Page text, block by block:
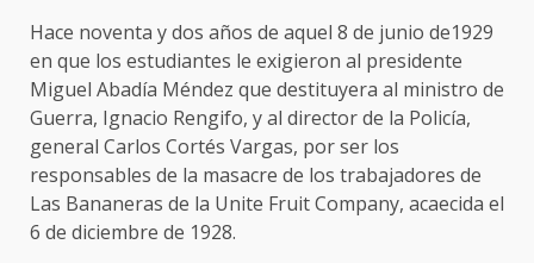
Hace noventa y dos años de aquel 8 de junio de1929
en que los estudiantes le exigieron al presidente
Miguel Abadía Méndez que destituyera al ministro de
Guerra, Ignacio Rengifo, y al director de la Policía,
general Carlos Cortés Vargas, por ser los
responsables de la masacre de los trabajadores de
Las Bananeras de la Unite Fruit Company, acaecida el
6 de diciembre de 1928.